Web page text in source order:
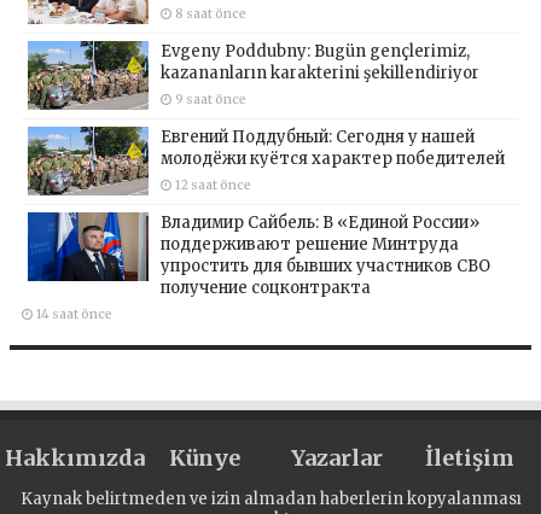
8 saat önce
Evgeny Poddubny: Bugün gençlerimiz,
kazananların karakterini şekillendiriyor
9 saat önce
Евгений Поддубный: Сегодня у нашей
молодёжи куётся характер победителей
12 saat önce
Владимир Сайбель: В «Единой России»
поддерживают решение Минтруда
упростить для бывших участников СВО
получение соцконтракта
14 saat önce
Hakkımızda Künye Yazarlar İletişim
Kaynak belirtmeden ve izin almadan haberlerin kopyalanması